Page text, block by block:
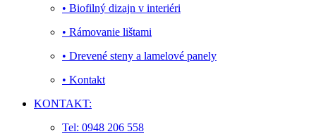
• Biofilný dizajn v interiéri
• Rámovanie lištami
• Drevené steny a lamelové panely
• Kontakt
KONTAKT:
Tel: 0948 206 558